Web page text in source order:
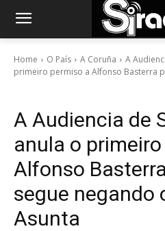
Home O País A Coruña
A
primeiro permiso a Alfonso Basterra
A Audiencia de
anula o
Alfonso
segue negando
Asunta